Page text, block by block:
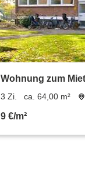
Wohnung zum
3 Zi. ca. 64,00 m²
9 €/m²